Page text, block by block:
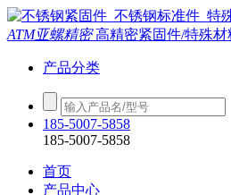
ATM亚螺精密高精密紧固件/特殊材
产品分类
185-5007-5858
185-5007-5858
首页
产品中心